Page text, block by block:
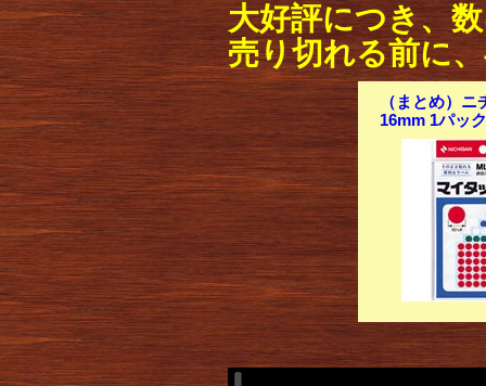
大好評につき、
売り切れる前に
（まとめ）
16mm 1パッ